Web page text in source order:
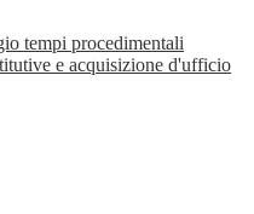
tempi procedimentali
e acquisizione d'ufficio